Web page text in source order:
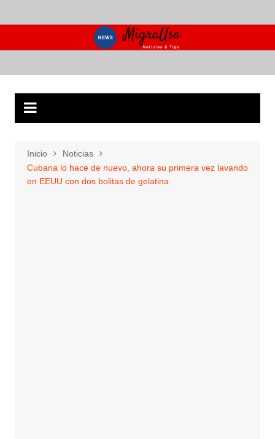
al
Inicio
Noticias
Cubana lo hace de nuevo, ahora su primera vez lavando
en EEUU con dos bolitas de gelatina